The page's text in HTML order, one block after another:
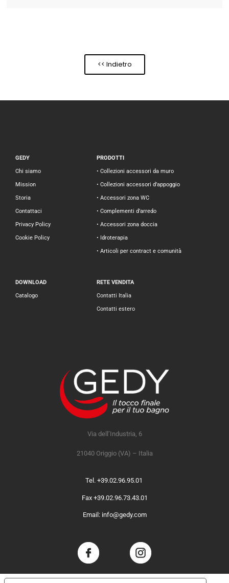
<< Indietro
GEDY
Chi siamo
Mission
Storia
Contattaci
Privacy Policy
Cookie Policy
PRODOTTI
• Collezioni accessori da muro
• Collezioni accessori d’appoggio
• Accessori zona WC
• Complementi d’arredo
• Accessori zona doccia
• Idroterapia
• Articoli per contract e comunità
DOWNLOAD
Catalogo
RETE VENDITA
Contatti Italia
Contatti estero
Via dell’Industria, 6
21040 Origgio (VA) – Italia
Tel. +39.02.96.95.01
Fax +39.02.96.73.43.01
Email: info@gedy.com